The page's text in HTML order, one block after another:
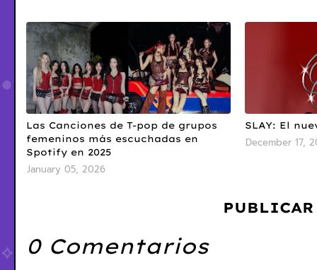
Las Canciones de T-pop de grupos
femeninos más escuchadas en
Spotify en 2025
January 05, 2026
SLAY: El
December 17,
0 Comentarios